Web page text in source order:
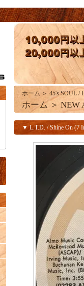
ホーム ＞ 45's SOUL /
ホーム ＞ NEW
▼ L.T.D. / Shine On (7